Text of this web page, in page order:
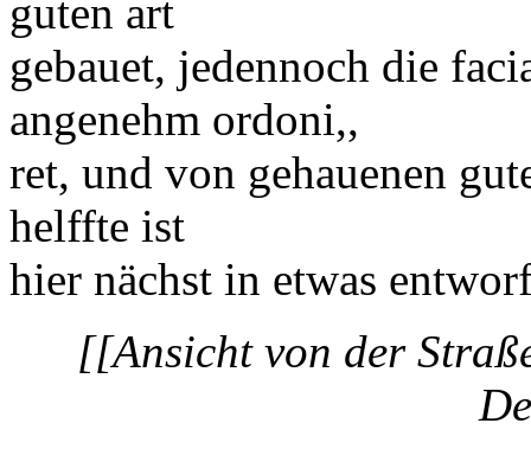
guten art
gebauet, jedennoch die
angenehm ordoni,,
ret, und von gehauenen
helffte ist
hier nächst in etwas
[[Ansicht von der